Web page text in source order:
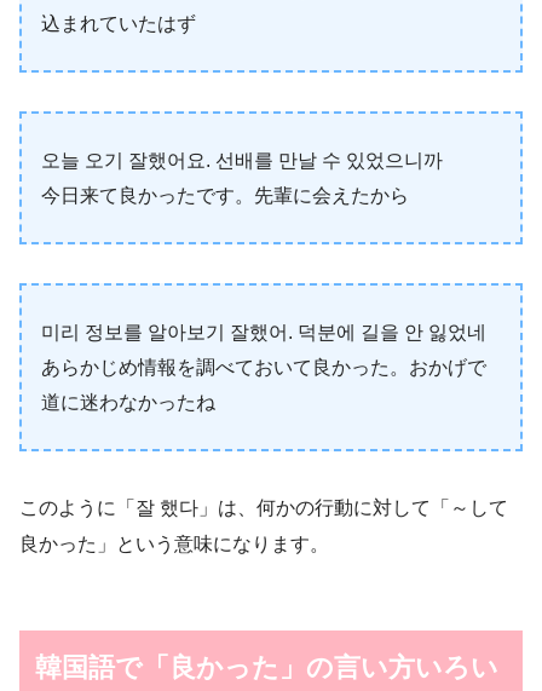
込まれていたはず
오늘 오기 잘했어요. 선배를 만날 수 있었으니까
今日来て良かったです。先輩に会えたから
미리 정보를 알아보기 잘했어. 덕분에 길을 안 잃었네
あらかじめ情報を調べておいて良かった。おかげで
道に迷わなかったね
このように「잘 했다」は、何かの行動に対して「～して
良かった」という意味になります。
韓国語で「良かった」の言い方いろい